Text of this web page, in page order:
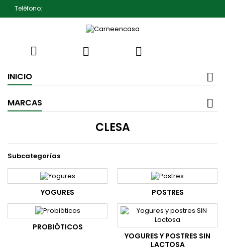
Teléfono:
  
INICIO
MARCAS
CLESA
Subcategorías
YOGURES POSTRES
PROBIÖTICOS
YOGURES Y POSTRES SIN
LACTOSA